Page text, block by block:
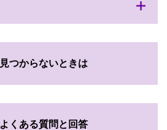
見つからないときは
よくある質問と回答